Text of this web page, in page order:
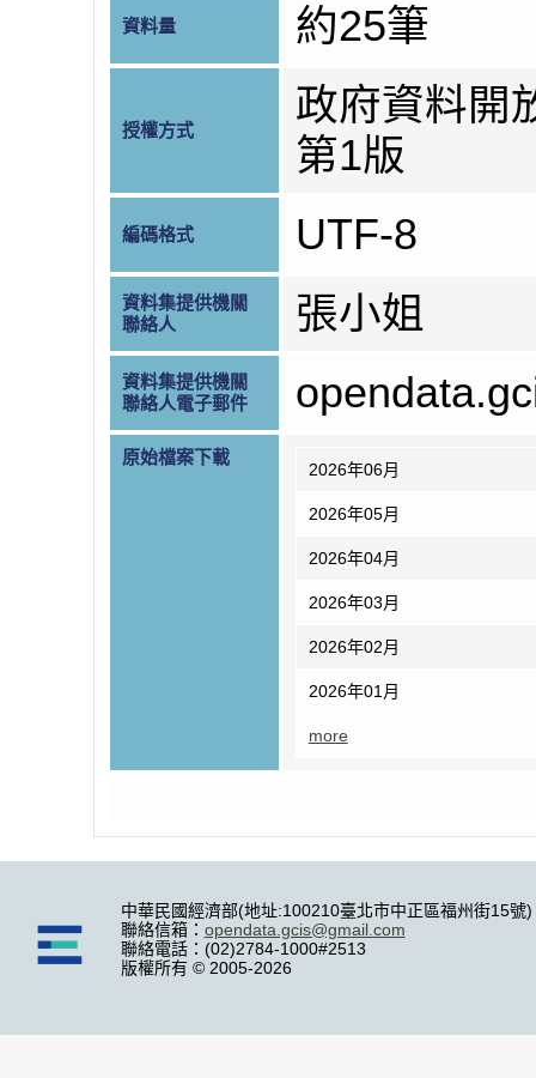
資料量 約25筆
授權方式
政府資料開
第1版
編碼格式 UTF-8
資料集提供機關
聯絡人
張小姐
資料集提供機關
聯絡人電子郵件
原始檔案下載
2026年06月
2026年05月
2026年04月
2026年03月
2026年02月
2026年01月
more
中華民國經濟部(地址:100210臺北市中正區福州街15號)
聯絡信箱： opendata.gcis@gmail.com
聯絡電話：(02)2784-1000#2513
版權所有 © 2005-2026